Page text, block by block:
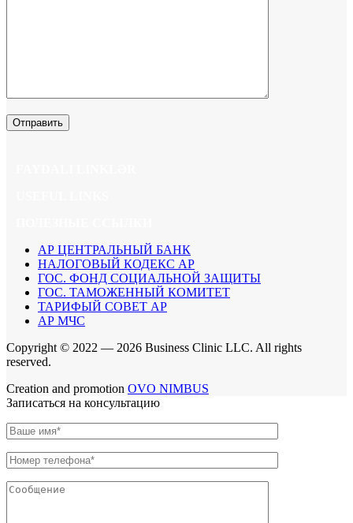
АР ЦЕНТРАЛЬНЫЙ БАНК
НАЛОГОВЫЙ КОДЕКС АР
ГОС. ФОНД СОЦИАЛЬНОЙ ЗАЩИТЫ
ГОС. ТАМОЖЕННЫЙ КОМИТЕТ
ТАРИФЫЙ СОВЕТ АР
АР МЧС
Copyright © 2022 — 2026 Business Clinic LLC. All rights
reserved.
Creation and promotion OVO NIMBUS
Записаться на консультацию